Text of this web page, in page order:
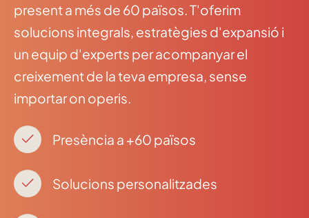
present a més de 60 països. T'oferim
solucions integrals, estratègies d'expansió i
un equip d'experts per acompanyar el
creixement de la teva empresa, sense
importar on operis.
Presència a +60 països
Solucions personalitzades